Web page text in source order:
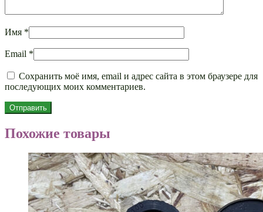
Имя *
Email *
Сохранить моё имя, email и адрес сайта в этом браузере для
последующих моих комментариев.
Похожие товары